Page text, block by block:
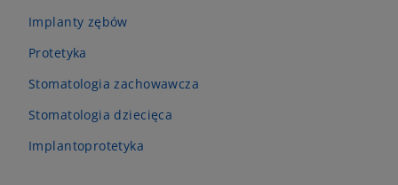
Implanty zębów
Protetyka
Stomatologia zachowawcza
Stomatologia dziecięca
Implantoprotetyka